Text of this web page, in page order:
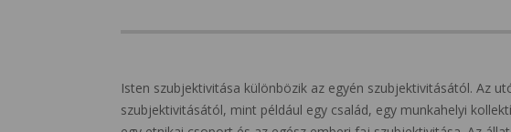
Isten szubjektivitása különbözik az egyén szubjektivitásától. Az
szubjektivitásától, mint például egy család, egy munkahelyi